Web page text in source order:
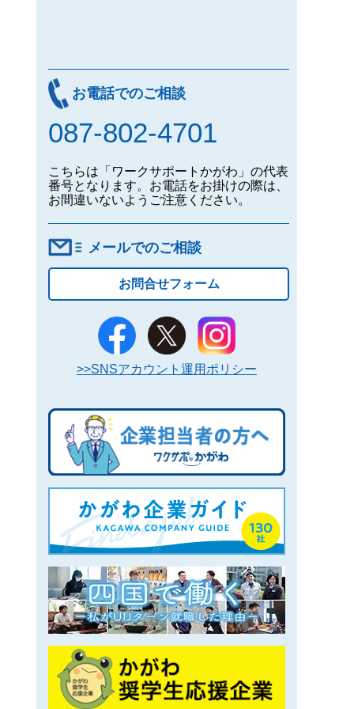
お電話でのご相談
087-802-4701
こちらは「ワークサポートかがわ」の代表
番号となります。お電話をお掛けの際は、
お間違いないようご注意ください。
メールでのご相談
お問合せフォーム
>>SNSアカウント運用ポリシー